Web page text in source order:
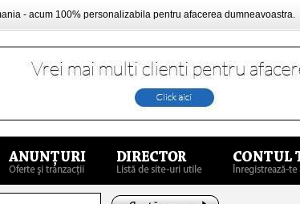
- acum 100% personalizabila pentru afacerea dumneavoastra.